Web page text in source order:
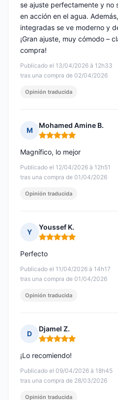
Publicado el 13/04/2026 à 12h33
tras una compra de 02/04/2026
se ajuste perfectamente y no
en acción en el agua.
integradas se ve moderno y
¡Gran ajuste, muy cómodo –
compra!
Opinión traducida
M
Mohamed Amine B.
Nota: 5 de 5
Publicado el 12/04/2026 à 12h51
tras una compra de 01/04/2026
Magnífico, lo mejor
Opinión traducida
Y
Youssef K.
Nota: 5 de 5
Publicado el 11/04/2026 à 14h17
tras una compra de 01/04/2026
Perfecto
Opinión traducida
D
Djamel Z.
Nota: 5 de 5
Publicado el 09/04/2026 à 18h45
tras una compra de 28/03/2026
¡Lo recomiendo!
Opinión traducida